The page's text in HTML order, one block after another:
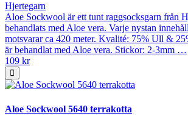
Hjertegarn
Aloe Sockwool är ett tunt raggsocksgarn från
behandlats med Aloe vera. Varje nystan
motsvarar ca 420 meter. Kvalité: 75% Ull &
är behandlat med Aloe vera. Stickor: 2-3mm …
109 kr
Aloe Sockwool 5640 terrakotta